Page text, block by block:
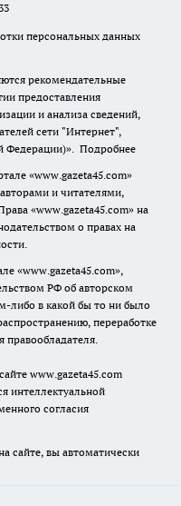
персональных данных
рекомендательные
предоставления
и анализа сведений,
сети "Интернет",
Федерации)». Подробнее
«www.gazeta45.com»
и читателями,
«www.gazeta45.com» на
о правах на
«www.gazeta45.com»,
РФ об авторском
либо в какой бы то ни было
переработке
правообладателя.
www.gazeta45.com
интеллектуальной
согласия
сайте, вы автоматически